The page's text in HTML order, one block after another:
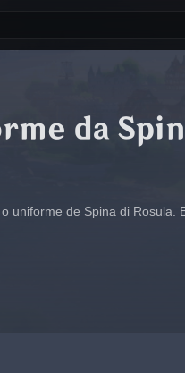
da
uniforme de Spina di